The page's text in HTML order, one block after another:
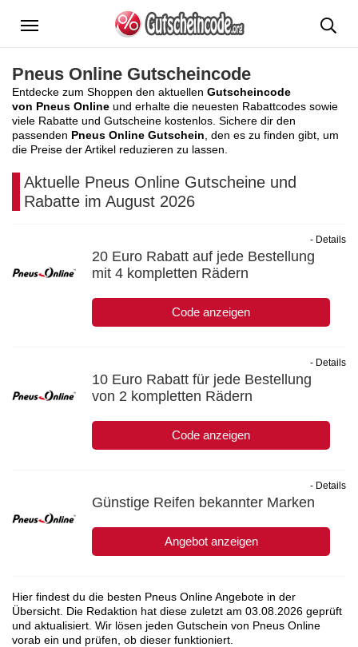
Menü
Pneus Online Gutscheincode
Entdecke zum Shoppen den aktuellen Gutscheincode
von Pneus Online und erhalte die neuesten Rabattcodes sowie
viele Rabatte und Gutscheine kostenlos. Sichere dir den
passenden Pneus Online Gutschein , den es zu finden gibt, um
die Preise der Artikel reduzieren zu lassen.
Aktuelle Pneus Online Gutscheine und
Rabatte im August 2026
20 Euro Rabatt auf jede Bestellung
mit 4 kompletten Rädern
Code anzeigen
- Details
10 Euro Rabatt für jede Bestellung
von 2 kompletten Rädern
Code anzeigen
- Details
Günstige Reifen bekannter Marken
Angebot anzeigen
- Details
Hier findest du die besten Pneus Online Angebote in der
Übersicht. Die Redaktion hat diese zuletzt am 03.08.2026 geprüft
und aktualisiert. Wir lösen jeden Gutschein von Pneus Online
vorab ein und prüfen, ob dieser funktioniert.